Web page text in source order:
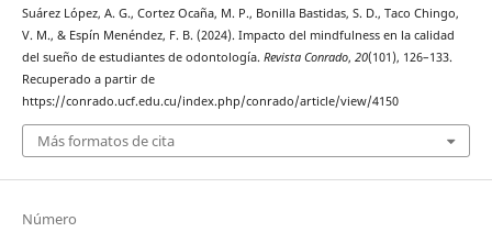
Suárez López, A. G., Cortez Ocaña, M. P., Bonilla Bastidas, S. D., Taco Chingo,
V. M., & Espín Menéndez, F. B. (2024). Impacto del mindfulness en la calidad
del sueño de estudiantes de odontología. Revista Conrado, 20(101), 126–133.
Recuperado a partir de
https://conrado.ucf.edu.cu/index.php/conrado/article/view/4150
Más formatos de cita
Número